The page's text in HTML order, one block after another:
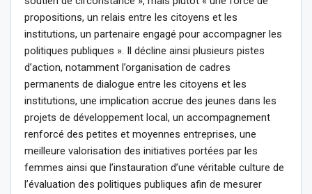
propositions, un relais entre les citoyens et les
institutions, un partenaire engagé pour accompagner les
politiques publiques ». Il décline ainsi plusieurs pistes
d’action, notamment l’organisation de cadres
permanents de dialogue entre les citoyens et les
institutions, une implication accrue des jeunes dans les
projets de développement local, un accompagnement
renforcé des petites et moyennes entreprises, une
meilleure valorisation des initiatives portées par les
femmes ainsi que l’instauration d’une véritable culture de
l’évaluation des politiques publiques afin de mesurer